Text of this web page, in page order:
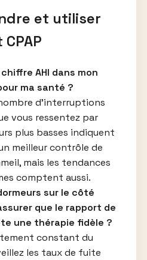
et utiliser
AHI dans mon
ma santé ?
d’interruptions
vous ressentez par
plus basses indiquent
meilleur contrôle de
mais les tendances
comptent aussi.
sur le côté
que le rapport de
une thérapie fidèle ?
constant du
les taux de fuite